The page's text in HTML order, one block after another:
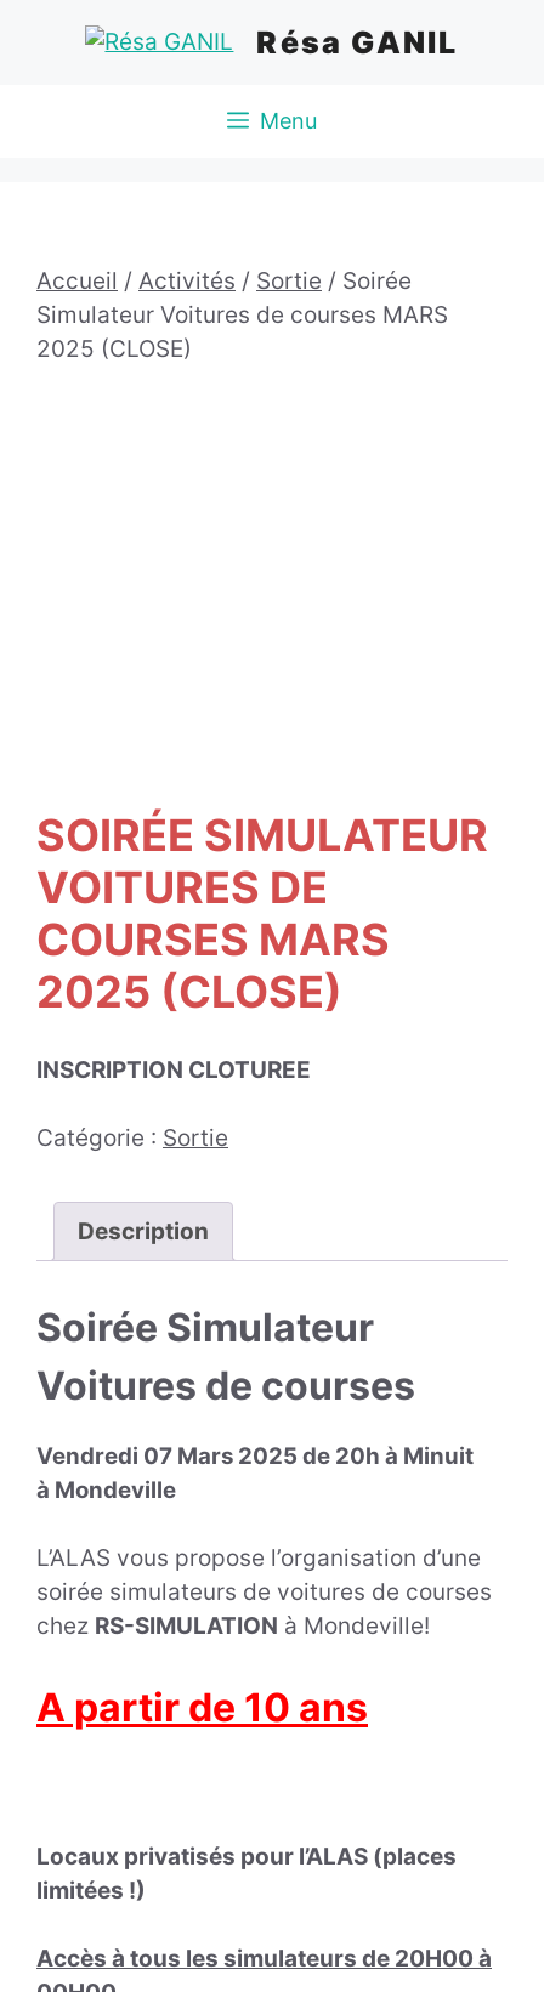
Résa GANIL
Menu
Accueil / Activités / Sortie / Soirée
Simulateur Voitures de courses MARS
2025 (CLOSE)
SOIRÉE SIMULATEUR
VOITURES DE
COURSES MARS
2025 (CLOSE)
INSCRIPTION CLOTUREE
Catégorie : Sortie
Description
Soirée Simulateur
Voitures de courses
Vendredi 07 Mars 2025 de 20h à Minuit
à Mondeville
L’ALAS vous propose l’organisation d’une
soirée simulateurs de voitures de courses
chez RS-SIMULATION à Mondeville!
A partir de 10 ans
Locaux privatisés pour l’ALAS (places
limitées !)
Accès à tous les simulateurs de 20H00 à